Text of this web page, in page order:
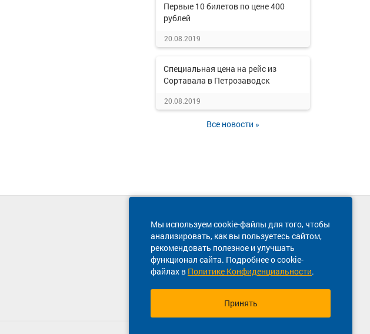
Первые 10 билетов по цене 400
рублей
20.08.2019
Специальная цена на рейс из
Сортавала в Петрозаводск
20.08.2019
Все новости »
Мы используем cookie-файлы для того, чтобы
анализировать, как вы пользуетесь сайтом,
рекомендовать полезное и улучшать
функционал сайта. Подробнее о cookie-
файлах в Политике Конфиденциальности.
Принять
Техническая поддержка сайта
8 800 600-03-38